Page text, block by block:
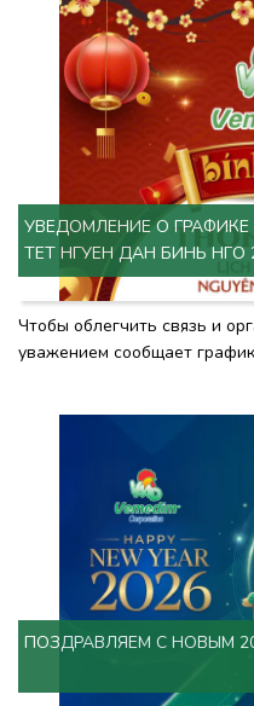
УВЕДОМЛЕНИЕ О
ТЕТ НГУЕН ДАН БИНЬ НГО
Чтобы облегчить связь и
уважением сообщает
ПОЗДРАВЛЯЕМ С НОВЫМ